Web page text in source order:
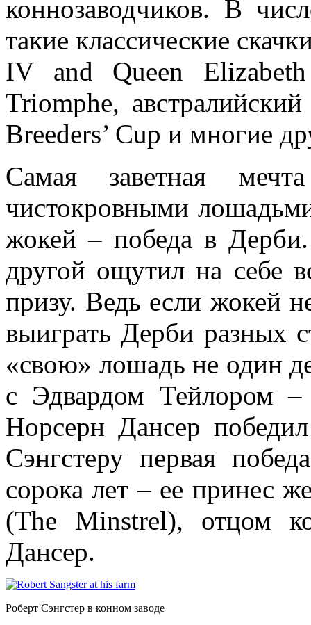
коннозаводчиков. В
такие классические
IV and Queen
Triomphe,
Breeders’ Cup и многие
Самая заветная
чистокровными
жокей – победа в
другой ощутил на себе
призу. Ведь если жокей
выиграть Дерби разных
«свою» лошадь не один
с Эдвардом Тейлором
Норсерн Дансер
Сэнгстеру первая
сорока лет – ее принес
(The Minstrel), отцом
Дансер.
Роберт Сэнгстер в конном заводе